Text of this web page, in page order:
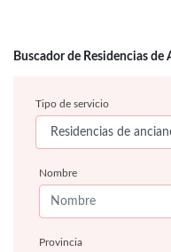
Buscador de Residencias
Tipo de servicio
Nombre
Provincia